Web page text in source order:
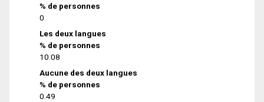
% de personnes
0
Les deux langues
% de personnes
10.08
Aucune des deux langues
% de personnes
0.49